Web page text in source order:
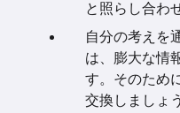
と照らし合わ
自分の考えを
は、膨大な情
す。そのため
交換しましょ